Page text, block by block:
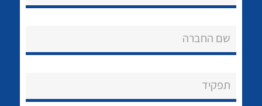
שירותי תמיכה
שם החברה
תפקיד